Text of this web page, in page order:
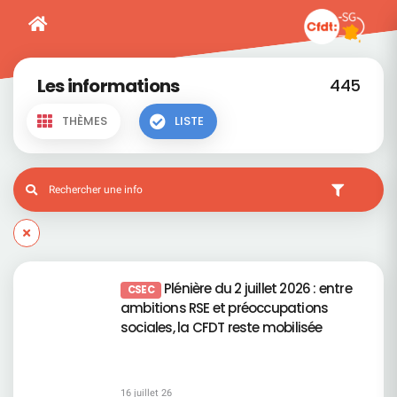
Les informations 445
THÈMES LISTE
CSEC Plénière du 2 juillet 2026 : entre
ambitions RSE et préoccupations
sociales, la CFDT reste mobilisée
16 juillet 26